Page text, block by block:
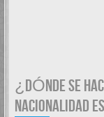
¿DÓNDE SE
NACIONALIDAD